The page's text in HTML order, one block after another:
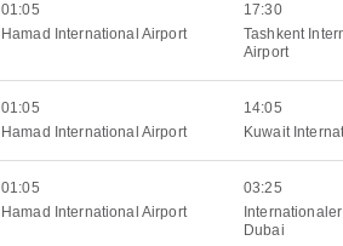
01:05
Hamad International Airport
17:30
Tashkent
Airport
01:05
Hamad International Airport
14:05
Kuwait
01:05
Hamad International Airport
03:25
Dubai